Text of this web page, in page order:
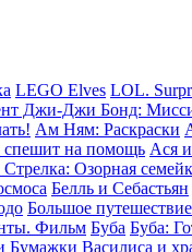
LEGO Elves LOL.
Джи-Джи Бонд:
Ам Ням: Раскраски
спешит на помощь Ася
Озорная
Белль и Себастьян
Большое
Фильм Буба Буба:
Бумажки Василиса и